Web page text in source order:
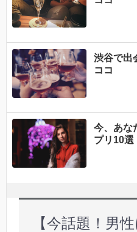
渋谷で出
ココ
今、あな
プリ10選
【今話題！男